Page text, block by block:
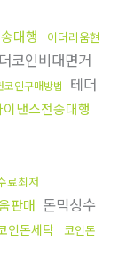
대행
이더리움현
코인비대면거
코인구매방법
테더
이낸스전송대행
료최저
판매 돈믹싱수
인돈세탁
코인돈